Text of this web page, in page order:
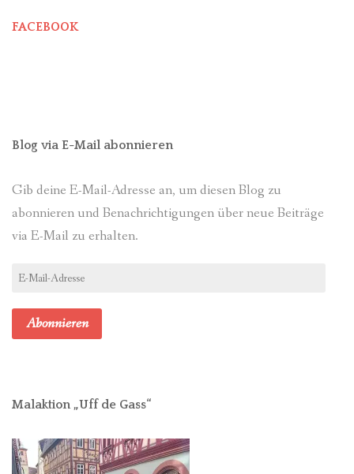
FACEBOOK
Blog via E-Mail abonnieren
Gib deine E-Mail-Adresse an, um diesen Blog zu
abonnieren und Benachrichtigungen über neue Beiträge
via E-Mail zu erhalten.
E-
Abonnieren
Malaktion „Uff de Gass“